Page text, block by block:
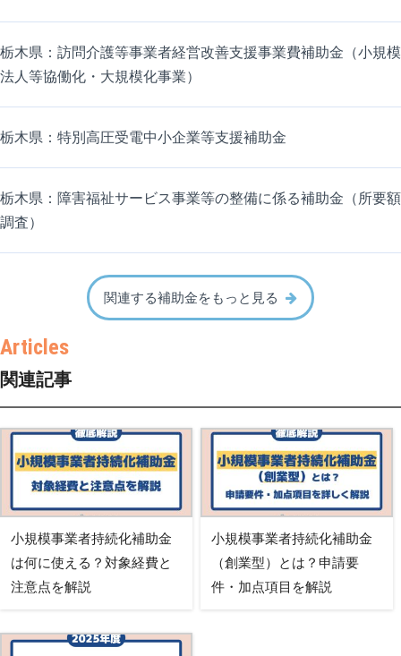
栃木県：訪問介護等事業者経営改善支援事業費補助金（小規模
法人等協働化・大規模化事業）
栃木県：特別高圧受電中小企業等支援補助金
栃木県：障害福祉サービス事業等の整備に係る補助金（所要額
調査）
関連する補助金をもっと見る
関連記事
小規模事業者持続化補助金
は何に使える？対象経費と
注意点を解説
小規模事業者持続化補助金
（創業型）とは？申請要
件・加点項目を解説